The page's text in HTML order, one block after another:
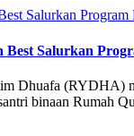
Salurkan
Dhuafa (RYDHA)
binaan Rumah